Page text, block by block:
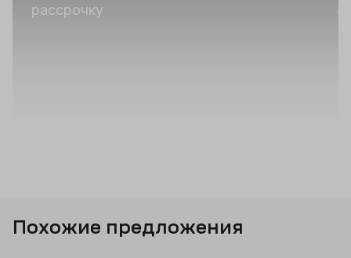
рассрочку
Похожие предложения